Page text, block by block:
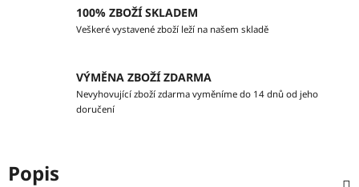
100% ZBOŽÍ SKLADEM
Veškeré vystavené zboží leží na našem skladě
VÝMĚNA ZBOŽÍ ZDARMA
Nevyhovující zboží zdarma vyměníme do 14 dnů od jeho
doručení
Popis